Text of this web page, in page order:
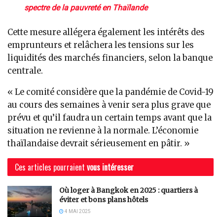
spectre de la pauvreté en Thaïlande
Cette mesure allégera également les intérêts des
emprunteurs et relâchera les tensions sur les
liquidités des marchés financiers, selon la banque
centrale.
« Le comité considère que la pandémie de Covid-19
au cours des semaines à venir sera plus grave que
prévu et qu’il faudra un certain temps avant que la
situation ne revienne à la normale. L’économie
thaïlandaise devrait sérieusement en pâtir. »
Ces articles pourraient vous intéresser
Où loger à Bangkok en 2025 : quartiers à
éviter et bons plans hôtels
4 MAI 2025